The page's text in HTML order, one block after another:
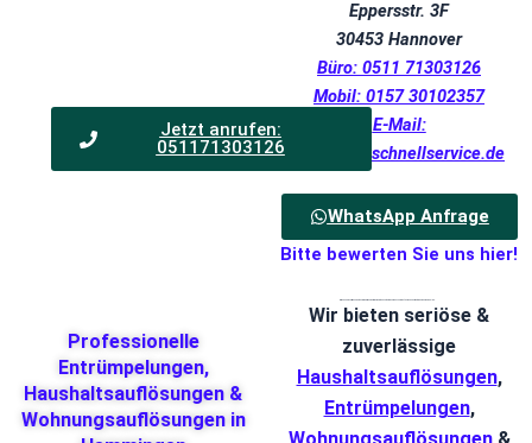
Jetzt anrufen:
051171303126
Professionelle
Entrümpelungen,
Haushaltsauflösungen &
Wohnungsauflösungen in
Eppersstr. 3F
30453 Hannover
Büro: 0511 71303126
Mobil: 0157 30102357
E-Mail:
info@blitzschnellservice.de
WhatsApp Anfrage
Bitte bewerten Sie uns hier!
Wir bieten seriöse &
zuverlässige
Haushaltsauflösungen,
Entrümpelungen,
Wohnungsauflösungen&